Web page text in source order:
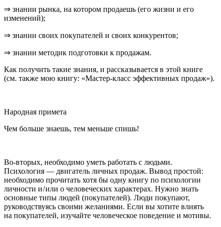
⇒ знании рынка, на котором продаешь (его жизни и его
изменений);
⇒ знании своих покупателей и своих конкурентов;
⇒ знании методик подготовки к продажам.
Как получить такие знания, и рассказывается в этой книге
(см. также мою книгу: «Мастер-класс эффективных продаж»).
Народная примета
Чем больше знаешь, тем меньше спишь!
Во-вторых, необходимо уметь работать с людьми.
Психология — двигатель личных продаж. Вывод простой:
необходимо прочитать хотя бы одну книгу по психологии
личности и / или о человеческих характерах. Нужно знать
основные типы людей (покупателей). Люди покупают,
руководствуясь своими желаниями. Если вы хотите влиять
на покупателей, изучайте человеческое поведение и мотивы.